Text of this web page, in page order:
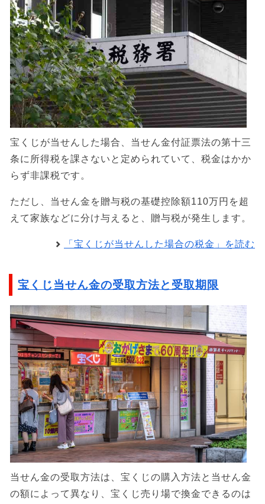
宝くじが当せんした場合、当せん金付証票法の第十三
条に所得税を課さないと定められていて、税金はかか
らず非課税です。
ただし、当せん金を贈与税の基礎控除額110万円を超
えて家族などに分け与えると、贈与税が発生します。
「宝くじが当せんした場合の税金」を読む
宝くじ当せん金の受取方法と受取期限
当せん金の受取方法は、宝くじの購入方法と当せん金
の額によって異なり、宝くじ売り場で換金できるのは